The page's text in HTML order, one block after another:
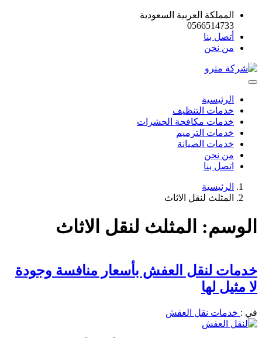
المملكة العربية السعودية
0566514733
أتصل بنا
من نحن
الرئيسية
خدمات التنظيف
خدمات مكافحة الحشرات
خدمات الترميم
خدمات الصيانة
من نحن
اتصل بنا
الرئيسية
المثلث لنقل الاثاث
الوسم: المثلث لنقل الاثاث
خدمات لنقل العفش بأسعار منافسة وجودة
لا مثيل لها
في : خدمات نقل العفش